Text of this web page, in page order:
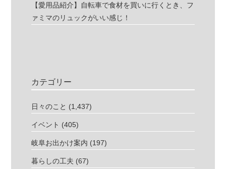
【愛用品紹介】自転車で食材を買いに行くとき、フ
ァミマのリュックがいい感じ！
カテゴリー
日々のこと (1,437)
イベント (405)
岐阜お出かけ案内 (197)
暮らしの工夫 (67)